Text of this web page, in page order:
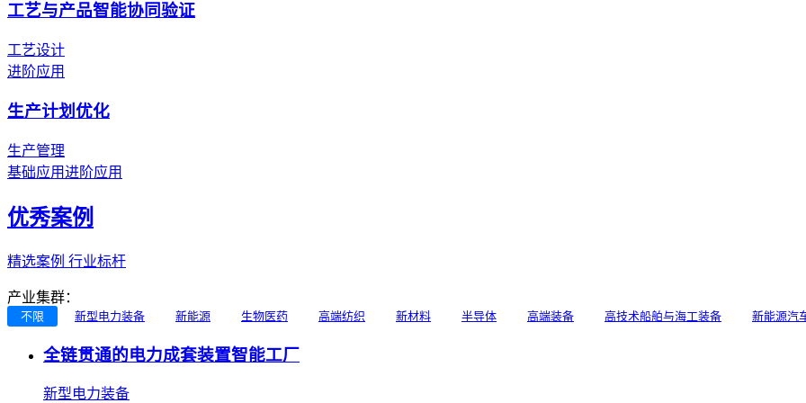
工艺与产品智能协同验证
工艺设计
进阶应用
生产计划优化
生产管理
基础应用进阶应用
优秀案例
精选案例 行业标杆
产业集群：
不限 新型电力装备 新能源 生物医药 高端纺织 新材料 半导体 高端装备 高技术船舶与海工装备 新能源汽
全链贯通的电力成套装置智能工厂
新型电力装备